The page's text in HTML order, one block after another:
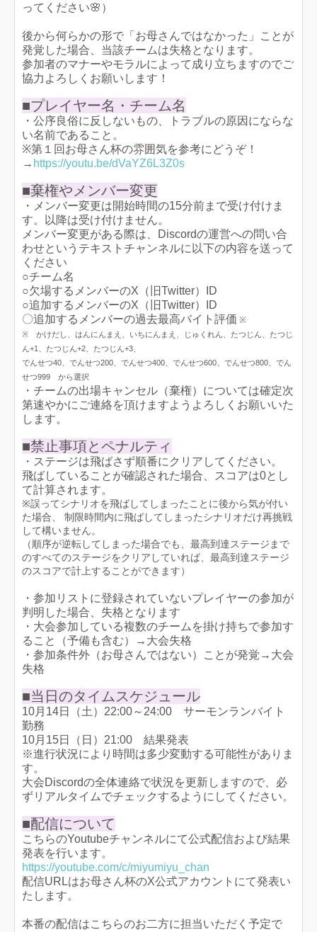
ってください🌸）
後から何らかの形で「お母さんではなかった」ことが
発覚した場合、当該チームは失格となります。
参加者のマナーやモラルによって成り立ちますのでご
協力よろしくお願いします！
■プレイヤー名・チーム名
・公序良俗に反しないもの、トラブルの原因にならな
い名前であること。
※第１回お母さん杯の雰囲気を参考にどうぞ！
→ https://youtu.be/dVaYZ6L3Z0s
■棄権やメンバー変更
・メンバー変更は開始時間の15分前まで受け付けま
す。以降は受け付けません。
メンバー変更がある際は、Discordの運営への問い合
わせというテキストチャンネルに以下の内容を送って
ください
○チーム名
○欠場するメンバーのX（旧Twitter）ID
○追加するメンバーのX（旧Twitter）ID
〇追加するメンバーの過去最高バイト評価 ※
※ かけだし、はんにんまえ、いちにんまえ、じゅくれん、たつじん、たつじ
ん+1、たつじん+2、たつじん+3、
でんせつ40、でんせつ200、でんせつ400、でんせつ600、でんせつ800、でん
せつ999 から選択
・チームの出場キャンセル（棄権）については確定次
第速やかにご連絡を頂けますようよろしくお願いいた
します。
■禁止事項とペナルティ
・ステージは飛ばさず順番にクリアしてください。
飛ばしていることが確認された場合、スコアは0とし
て計算されます。
※誤ってシナリオを飛ばしてしまったことに後から気が付い
た場合、 制限時間内に飛ばしてしまったシナリオだけ再挑戦
して構いません。
（順序が逆転してしまった場合でも、最高到達ステージまで
のすべてのステージをクリアしていれば、最高到達ステージ
のスコアで計上することができます）
・参加リストに登録されていないプレイヤーの参加が
判明した場合、失格となります
・大会参加している複数のチームを掛け持ちで参加す
ること（予備も含む）→大会失格
・参加条件外（お母さんではない）ことが発覚→大会
失格
■当日のタイムスケジュール
10月14日（土）22:00～24:00 サーモンランバイト
勤務
10月15日（日）21:00 結果発表
※進行状況により時間は多少変動する可能性がありま
す。
大会Discordの全体連絡で状況を更新しますので、必
ずリアルタイムでチェックするようにしてください。
■配信について
こちらのYoutubeチャンネルにて公式配信および結果
発表を行います。
https://youtube.com/c/miyumiyu_chan
配信URLはお母さん杯のX公式アカウントにて発表い
たします。
本番の配信はこちらのお二方に担当いただく予定で